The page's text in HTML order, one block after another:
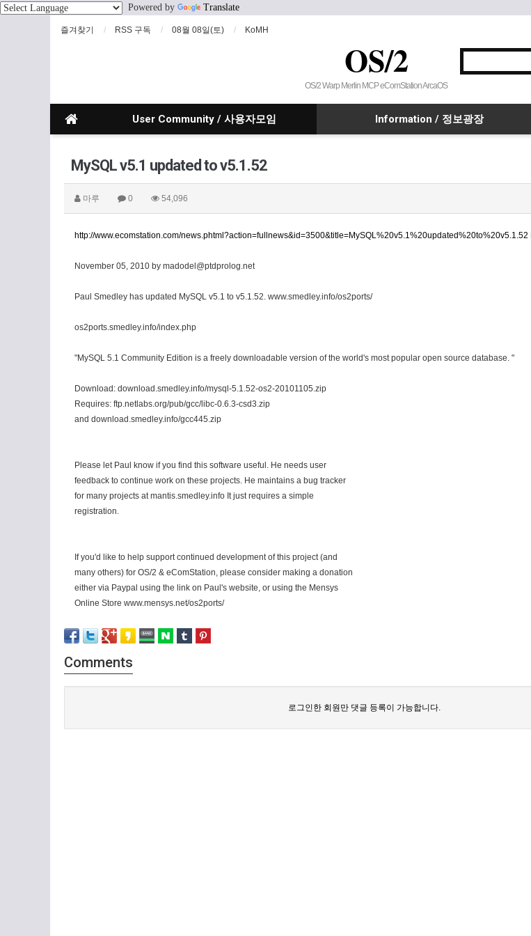
Powered by Translate
즐겨찾기 RSS 구독 08월 08일(토) KoMH
OS/2
OS/2 Warp Merlin MCP eComStation ArcaOS
User Community / 사용자모임 Information / 정보광장
MySQL v5.1 updated to v5.1.52
마루 0 54,096
http://www.ecomstation.com/news.phtml?action=fullnews&id=3500&title=MySQL%20v5.1%20updated%20to%20v5.1.52
November 05, 2010 by madodel@ptdprolog.net
Paul Smedley has updated MySQL v5.1 to v5.1.52. www.smedley.info/os2ports/
os2ports.smedley.info/index.php
"MySQL 5.1 Community Edition is a freely downloadable version of the world's most popular open source database. "
Download: download.smedley.info/mysql-5.1.52-os2-20101105.zip
Requires: ftp.netlabs.org/pub/gcc/libc-0.6.3-csd3.zip
and download.smedley.info/gcc445.zip
Please let Paul know if you find this software useful. He needs user
feedback to continue work on these projects. He maintains a bug tracker
for many projects at mantis.smedley.info It just requires a simple
registration.
If you'd like to help support continued development of this project (and
many others) for OS/2 & eComStation, please consider making a donation
either via Paypal using the link on Paul's website, or using the Mensys
Online Store www.mensys.net/os2ports/
Comments
로그인한 회원만 댓글 등록이 가능합니다.